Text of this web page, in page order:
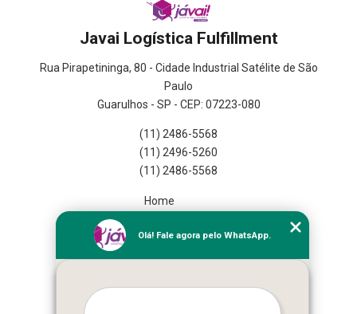
Javai Logística Fulfillment
Rua Pirapetininga, 80 - Cidade Industrial Satélite de São
Paulo
Guarulhos - SP - CEP: 07223-080
(11) 2486-5568
(11) 2496-5260
(11) 2486-5568
Home
Missão
Serviços
Olá! Fale agora pelo WhatsApp.